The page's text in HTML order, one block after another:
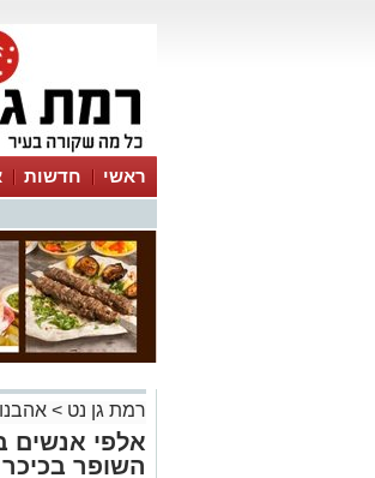
ראשי חדשות
רמת גן נט >
אלפי אנשים
השופר